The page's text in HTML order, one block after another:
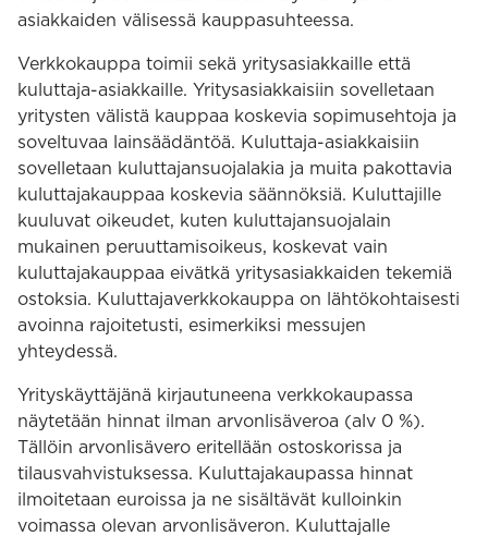
asiakkaiden välisessä kauppasuhteessa.
Verkkokauppa toimii sekä yritysasiakkaille että
kuluttaja-asiakkaille. Yritysasiakkaisiin sovelletaan
yritysten välistä kauppaa koskevia sopimusehtoja ja
soveltuvaa lainsäädäntöä. Kuluttaja-asiakkaisiin
sovelletaan kuluttajansuojalakia ja muita pakottavia
kuluttajakauppaa koskevia säännöksiä. Kuluttajille
kuuluvat oikeudet, kuten kuluttajansuojalain
mukainen peruuttamisoikeus, koskevat vain
kuluttajakauppaa eivätkä yritysasiakkaiden tekemiä
ostoksia. Kuluttajaverkkokauppa on lähtökohtaisesti
avoinna rajoitetusti, esimerkiksi messujen
yhteydessä.
Yrityskäyttäjänä kirjautuneena verkkokaupassa
näytetään hinnat ilman arvonlisäveroa (alv 0 %).
Tällöin arvonlisävero eritellään ostoskorissa ja
tilausvahvistuksessa. Kuluttajakaupassa hinnat
ilmoitetaan euroissa ja ne sisältävät kulloinkin
voimassa olevan arvonlisäveron. Kuluttajalle